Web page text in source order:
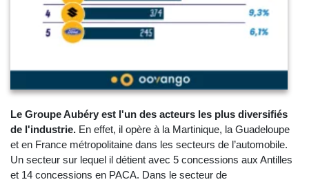
Le Groupe Aubéry est l'un des acteurs les plus diversifiés
de l'industrie. En effet, il opère à la Martinique, la Guadeloupe
et en France métropolitaine dans les secteurs de l’automobile.
Un secteur sur lequel il détient avec 5 concessions aux Antilles
et 14 concessions en PACA. Dans le secteur de